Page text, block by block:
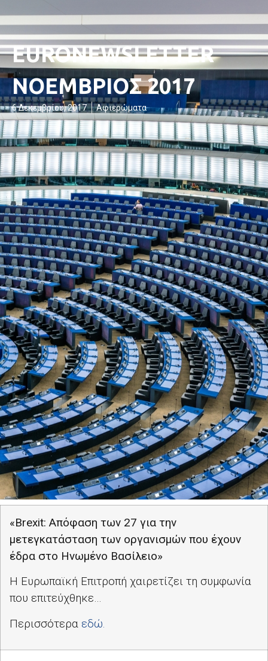
EURONEWSLETTER
ΝΟΕΜΒΡΙΟΣ 2017
6 Δεκεμβρίου, 2017 Αφιερώματα
«Brexit: Απόφαση των 27 για την
μετεγκατάσταση των οργανισμών που έχουν
έδρα στο Ηνωμένο Βασίλειο»
Η Ευρωπαϊκή Επιτροπή χαιρετίζει τη συμφωνία
που επιτεύχθηκε…
Περισσότερα εδώ.